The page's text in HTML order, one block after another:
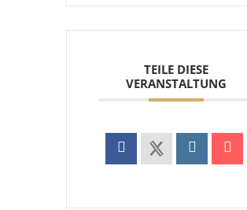
TEILE DIESE
VERANSTALTUNG